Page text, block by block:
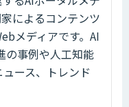
によるコンテンツ
メディアです。AI
の事例や人工知能
ース、トレンド